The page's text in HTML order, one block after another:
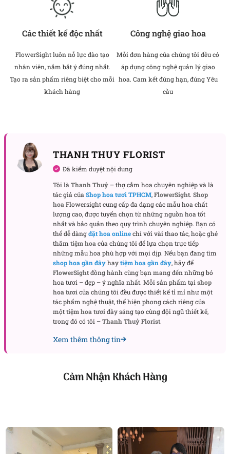
Các thiết kế độc nhất
FlowerSight luôn nỗ lực đào tạo
nhân viên, nắm bắt ý đúng nhất.
Tạo ra sản phẩm riêng biệt cho mỗi
khách hàng
Công nghệ giao hoa
Mỗi đơn hàng của chúng tôi đều có
áp dụng công nghệ quản lý giao
hoa. Cam kết đúng hạn, đúng Yêu
cầu
THANH THUY FLORIST
Đã kiểm duyệt nội dung
Tôi là Thanh Thuỷ – thợ cắm hoa chuyên nghiệp và là
tác giả của Shop hoa tươi TPHCM,FlowerSight. Shop
hoa Flowersight cung cấp đa dạng các mẫu hoa chất
lượng cao, được tuyển chọn từ những nguồn hoa tốt
nhất và bảo quản theo quy trình chuyên nghiệp. Bạn có
thể dễ dàngđặt hoa onlinechỉ với vài thao tác, hoặc ghé
thăm tiệm hoa của chúng tôi để lựa chọn trực tiếp
những mẫu hoa phù hợp với mọi dịp. Nếu bạn đang tìm
shop hoa gần đâyhaytiệm hoa gần đây, hãy để
FlowerSightđồng hành cùng bạn mang đến những bó
hoa tươi – đẹp – ý nghĩa nhất. Mỗi sản phẩm tại shop
hoa tươi của chúng tôi đều được thiết kế tỉ mỉ như một
tác phẩm nghệ thuật, thể hiện phong cách riêng của
mộttiệm hoa tươi đầy sáng tạo cùng đội ngũ thiết kế,
trong đó có tôi –Thanh Thuỷ Florist.
Xem thêm thông tin
Cảm Nhận Khách Hàng